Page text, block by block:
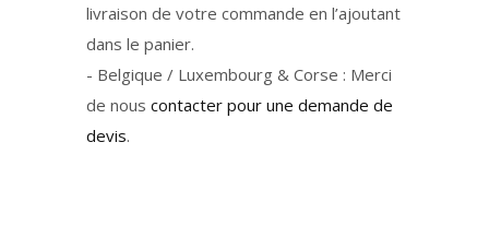
livraison de votre commande en l’ajoutant
dans le panier.
- Belgique / Luxembourg & Corse : Merci
de nous contacter pour une demande de
devis.